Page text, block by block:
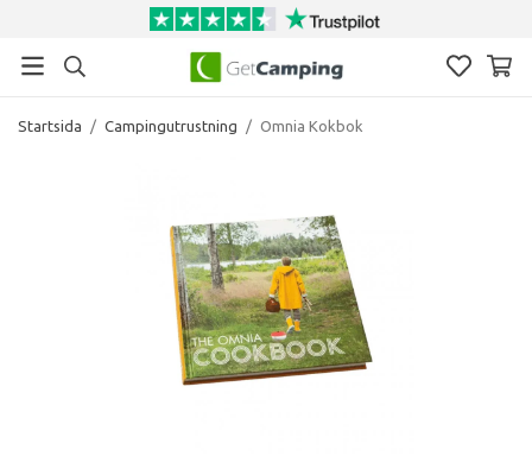
Startsida / Campingutrustning / Omnia Kokbok